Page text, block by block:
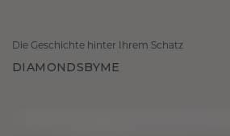
Die Geschichte hinter Ihrem Schatz
DIAMONDSBYME